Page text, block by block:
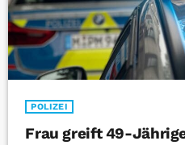
POLIZEI
Frau greift 49-